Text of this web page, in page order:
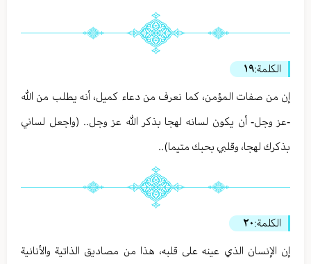
الكلمة:١٩
إن من صفات المؤمن، كما نعرف من دعاء كميل، أنه يطلب من الله
-عز وجل- أن يكون لسانه لهجا بذكر الله عز وجل.. (واجعل لساني
بذكرك لهجا، وقلبي بحبك متيما)..
الكلمة:٢٠
إن الإنسان الذي عينه على قلبه، هذا من مصاديق الذاتية والأنانية